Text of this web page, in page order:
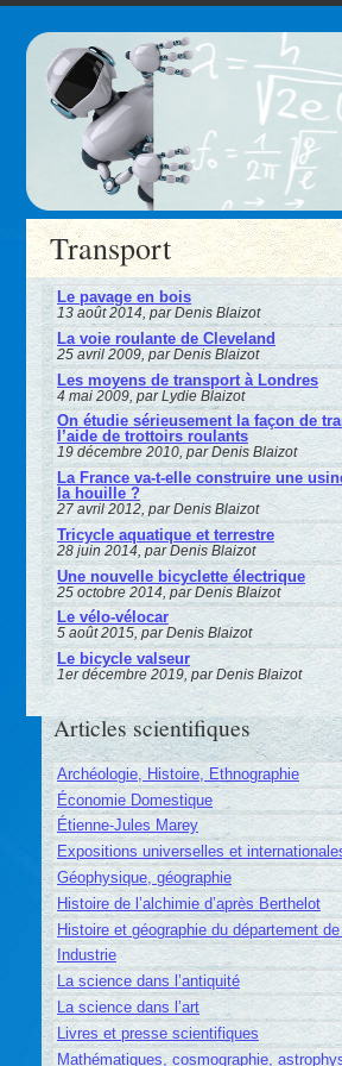
Transport
Le pavage en bois
13 août 2014, par Denis Blaizot
La voie roulante de Cleveland
25 avril 2009, par Denis Blaizot
Les moyens de transport à Londres
4 mai 2009, par Lydie Blaizot
On étudie sérieusement la façon de
l’aide de trottoirs roulants
19 décembre 2010, par Denis Blaizot
La France va-t-elle construire une
la houille ?
27 avril 2012, par Denis Blaizot
Tricycle aquatique et terrestre
28 juin 2014, par Denis Blaizot
Une nouvelle bicyclette électrique
25 octobre 2014, par Denis Blaizot
Le vélo-vélocar
5 août 2015, par Denis Blaizot
Le bicycle valseur
1er décembre 2019, par Denis Blaizot
Articles scientifiques
Archéologie, Histoire, Ethnographie
Économie Domestique
Étienne-Jules Marey
Expositions universelles et
Géophysique, géographie
Histoire de l’alchimie d’après Berthelot
Histoire et géographie du département
Industrie
La science dans l’antiquité
La science dans l’art
Livres et presse scientifiques
Mathématiques, cosmographie,